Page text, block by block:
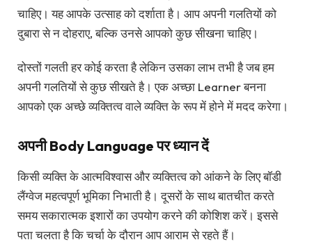
चाहिए। यह आपके उत्साह को दर्शाता है। आप अपनी गलतियों को
दुबारा से न दोहराए, बल्कि उनसे आपको कुछ सीखना चाहिए।
दोस्तों गलती हर कोई करता है लेकिन उसका लाभ तभी है जब हम
अपनी गलतियों से कुछ सीखते है। एक अच्छा Learner बनना
आपको एक अच्छे व्यक्तित्व वाले व्यक्ति के रूप में होने में मदद करेगा।
अपनी Body Language पर ध्यान दें
किसी व्यक्ति के आत्मविश्वास और व्यक्तित्व को आंकने के लिए बॉडी
लैंग्वेज महत्वपूर्ण भूमिका निभाती है। दूसरों के साथ बातचीत करते
समय सकारात्मक इशारों का उपयोग करने की कोशिश करें। इससे
पता चलता है कि चर्चा के दौरान आप आराम से रहते हैं।